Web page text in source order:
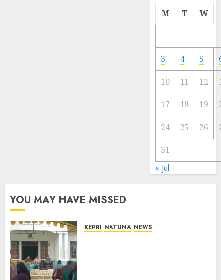
Cermin
Ibu
Kota
23/11/
M T W
3 4 5
10 11 12
17 18 19
24 25 26
31
« Jul
YOU MAY HAVE MISSED
KEPRI NATUNA NEWS